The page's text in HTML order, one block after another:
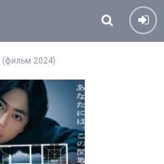
(фильм 2024)